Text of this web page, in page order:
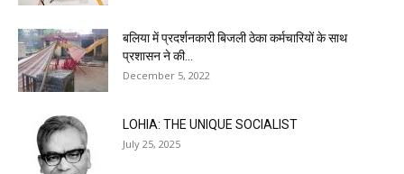
बलिया में प्रदर्शनकारी बिजली ठेका कर्मचारियों के साथ
प्रशासन ने की...
December 5, 2022
LOHIA: THE UNIQUE SOCIALIST
July 25, 2025